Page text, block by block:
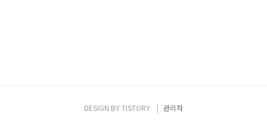
DESIGN BYTISTORY 관리자